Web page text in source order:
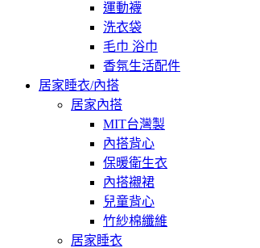
運動襪
洗衣袋
毛巾 浴巾
香氛生活配件
居家睡衣/內搭
居家內搭
MIT台灣製
內搭背心
保暖衛生衣
內搭襯裙
兒童背心
竹紗棉纖維
居家睡衣